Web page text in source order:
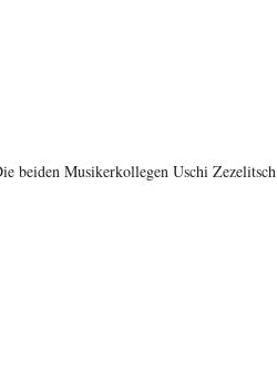
beiden Musikerkollegen Uschi Zezelitsch